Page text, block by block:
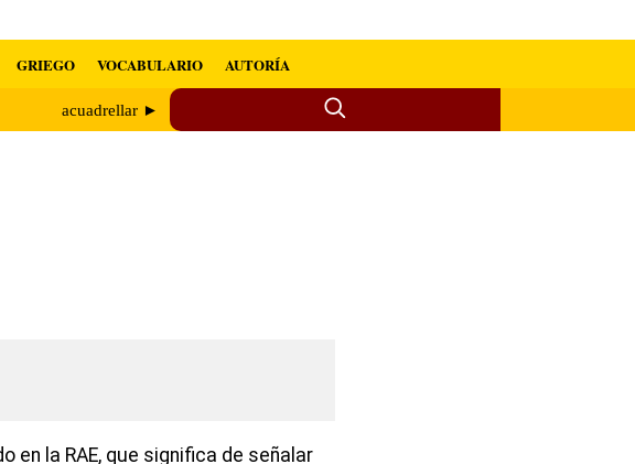
GRIEGO VOCABULARIO AUTORÍA
acuadrellar ►
en la RAE, que significa de señalar